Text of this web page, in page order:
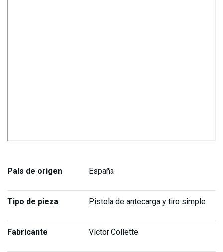
País de origen España
Tipo de pieza Pistola de antecarga y tiro simple
Fabricante Víctor Collette